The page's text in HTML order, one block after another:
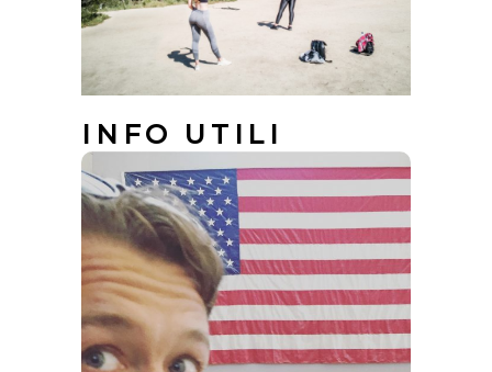
INFO UTILI
PRIMA DI
OGNI
ALTRA
COSA!!